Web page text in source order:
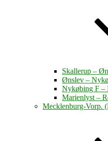
Skallerup –
Ønslev –
Nykøbing F –
Marienlyst –
Mecklenburg-Vorp.